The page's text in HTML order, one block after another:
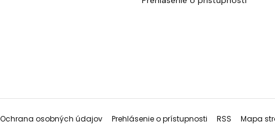
Ochrana osobných údajov Prehlásenie o prístupnosti RSS Mapa